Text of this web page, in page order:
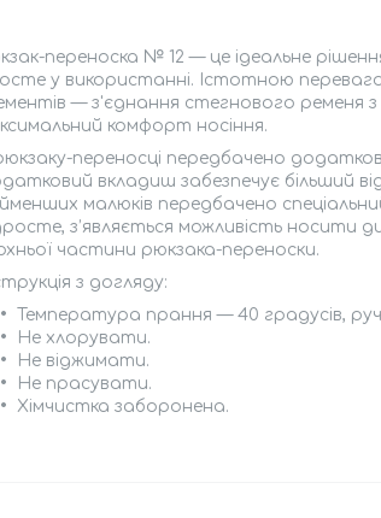
переноска № 12 — це ідеальне
у використанні. Істотною
— з'єднання стегнового ременя
комфорт носіння.
переносці передбачено
вкладиш забезпечує більший
малюків передбачено
з’являється можливість носити
частини рюкзака-переноски.
з догляду:
Температура прання — 40 градусів,
Не хлорувати.
Не віджимати.
Не прасувати.
Хімчистка заборонена.